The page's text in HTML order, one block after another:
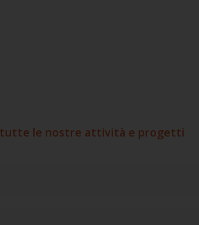
tutte le nostre attività e progetti